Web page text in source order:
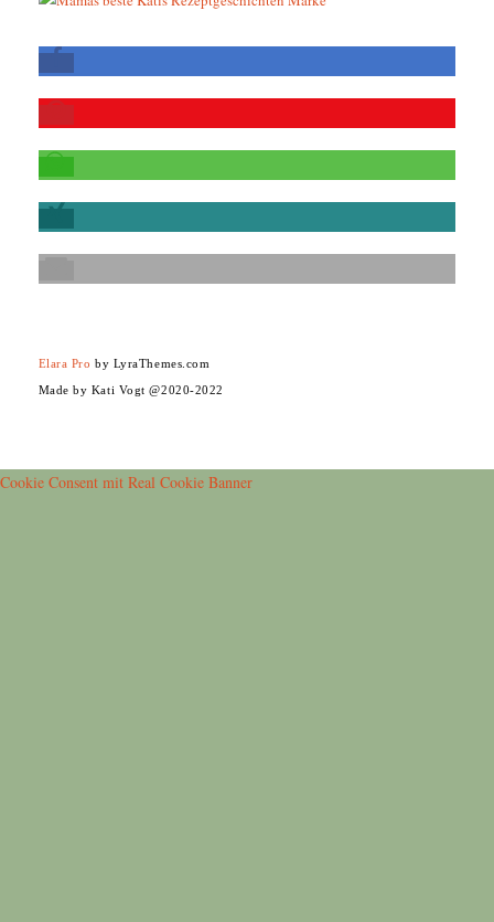
Elara Pro by LyraThemes.com
Made by Kati Vogt @2020-2022
Cookie Consent mit Real Cookie Banner